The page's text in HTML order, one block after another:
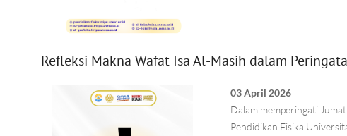
Refleksi Makna Wafat Isa Al-Masih dalam
03 April 2026
Dalam memperingati
Pendidikan Fisika